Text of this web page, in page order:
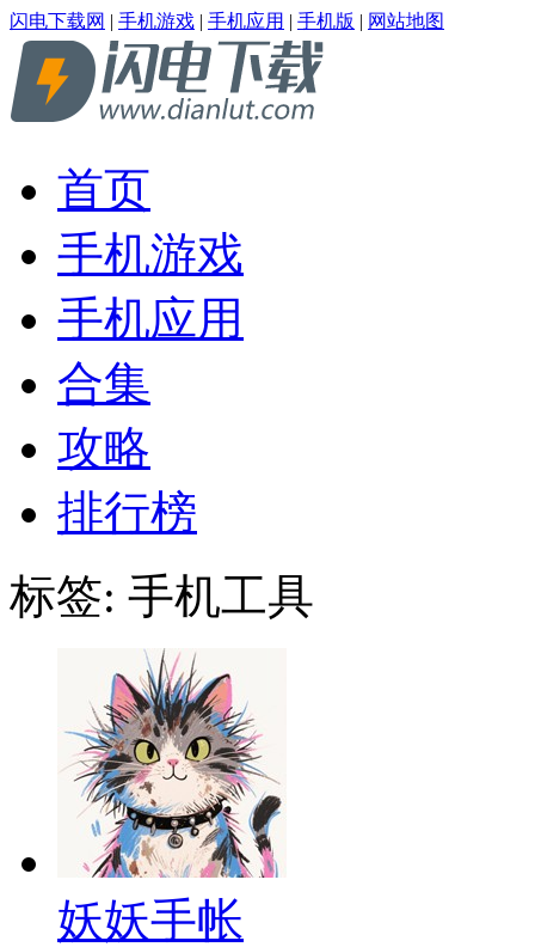
闪电下载网 | 手机游戏 | 手机应用 | 手机版 | 网站地图
首页
手机游戏
手机应用
合集
攻略
排行榜
标签: 手机工具
妖妖手帐